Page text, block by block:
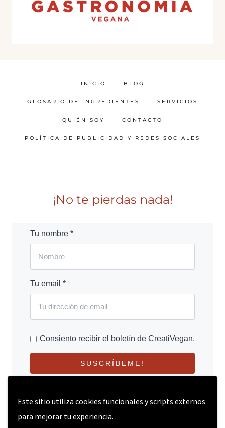
Este sitio utiliza cookies funcionales y scripts externos
para mejorar tu experiencia.
INICIO BLOG
GLOSARIO DE INGREDIENTES SERVICIOS
QUIÉN SOY CONTACTO
POLÍTICA DE PUBLICIDAD Y REDES SOCIALES
¡No te pierdas nada!
Tu nombre *
Tu email *
Consiento recibir el boletín de CreatiVegan.
SUSCRÍBEME!